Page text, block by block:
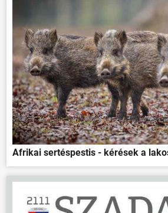
Afrikai sertéspestis - kérések a